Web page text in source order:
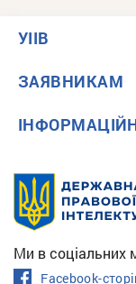
УІІВ
ЗАЯВНИКАМ
Ми в соціальних
Facebook-